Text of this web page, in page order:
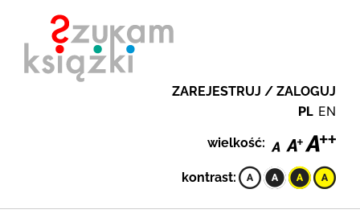
ZAREJESTRUJ / ZALOGUJ
PL EN
wielkość:
kontrast: